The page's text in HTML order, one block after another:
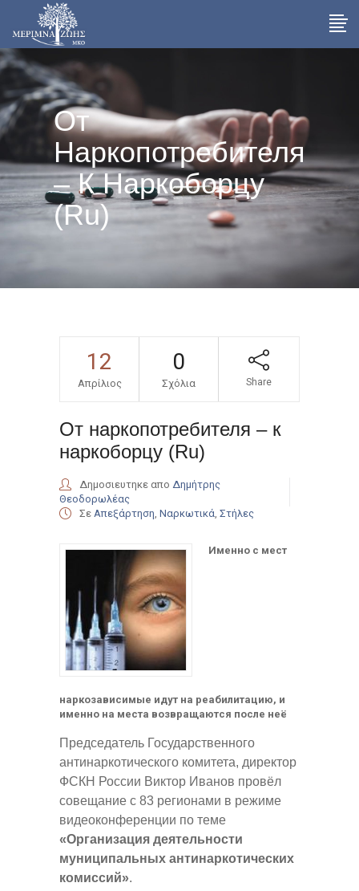
От
Наркопотребителя
– К Наркоборцу
(Ru)
12
Απρίλιος
0
Σχόλια Share
От наркопотребителя – к
наркоборцу (Ru)
Δημοσιευτηκε απο Δημήτρης
Θεοδορωλέας
Σε Απεξάρτηση Ναρκωτικά Στήλες
Именно с мест
наркозависимые идут на реабилитацию, и
именно на места возвращаются после неё
Председатель Государственного
антинаркотического комитета, директор
ФСКН России Виктор Иванов провёл
совещание с 83 регионами в режиме
видеоконференции по теме
«Организация деятельности
муниципальных антинаркотических
комиссий».